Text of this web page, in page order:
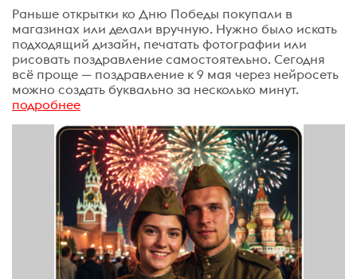
Раньше открытки ко Дню Победы покупали в
магазинах или делали вручную. Нужно было искать
подходящий дизайн, печатать фотографии или
рисовать поздравление самостоятельно. Сегодня
всё проще — поздравление к 9 мая через нейросеть
можно создать буквально за несколько минут.
подробнее